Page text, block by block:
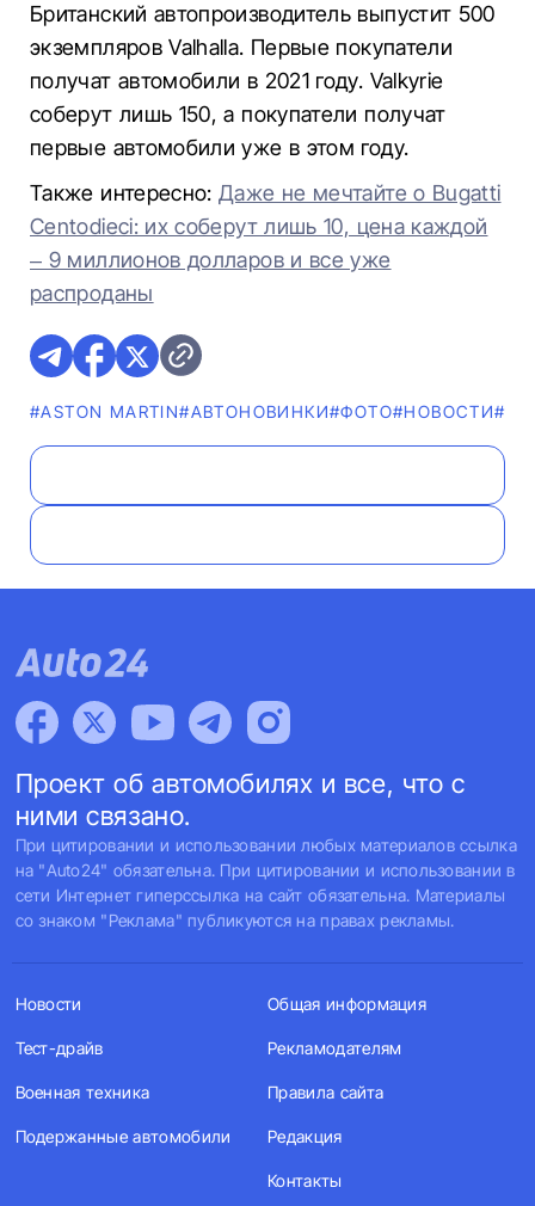
Британский автопроизводитель выпустит 500
экземпляров Valhalla. Первые покупатели
получат автомобили в 2021 году. Valkyrie
соберут лишь 150, а покупатели получат
первые автомобили уже в этом году.
Также интересно:Даже не мечтайте о Bugatti
Centodieci: их соберут лишь 10, цена каждой
– 9 миллионов долларов и все уже
распроданы
#ASTON MARTIN#AВТОНОВИНКИ#ФОТО#НОВОСТИ
Проект об автомобилях и все, что с
ними связано.
При цитировании и использовании любых материалов ссылка
на "Auto24" обязательна. При цитировании и использовании в
сети Интернет гиперссылка на сайт обязательна. Материалы
со знаком "Реклама" публикуются на правах рекламы.
Новости
Тест-драйв
Военная техника
Подержанные автомобили
Общая информация
Рекламодателям
Правила сайта
Редакция
Контакты